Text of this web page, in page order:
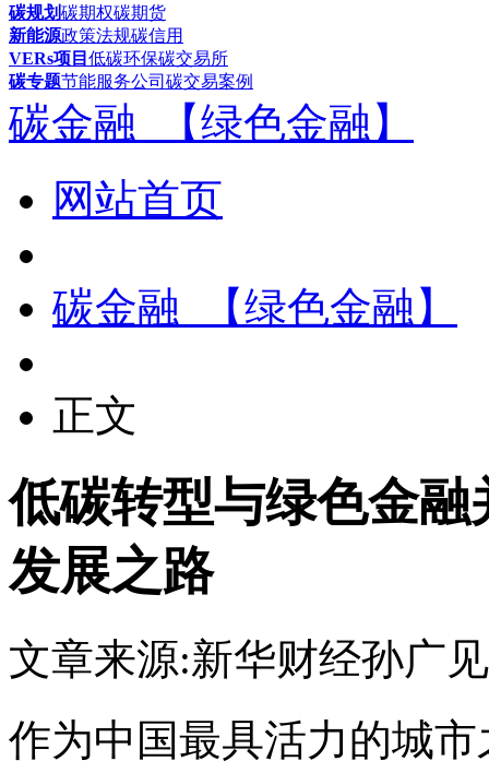
碳规划碳期权碳期货
新能源政策法规碳信用
VERs项目 低碳环保碳交易所
碳专题节能服务公司 碳交易案例
碳金融_【绿色金融】
网站首页
碳金融_【绿色金融】
正文
低碳转型与绿色金
发展之路
文章来源:新华财经孙广见
作为中国最具活力的城